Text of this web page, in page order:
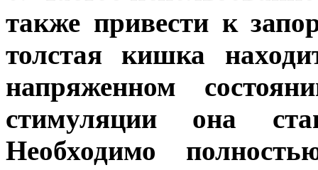
также привести к
толстая кишка
напряженном
стимуляции она
Необходимо